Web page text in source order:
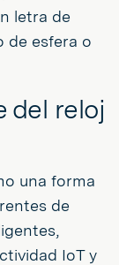
letra de
de esfera o
del reloj
una forma
de
IoT y